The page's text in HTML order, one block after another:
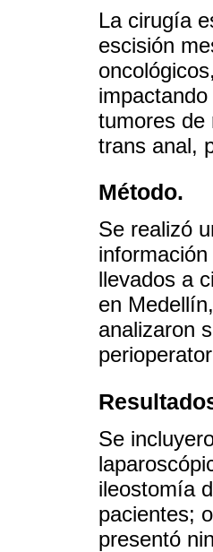
La cirugía
escisión
tumores de
trans anal,
Método.
Se realizó
llevados a
en
analizaron
Se
ileostomía
pacientes;
presentó